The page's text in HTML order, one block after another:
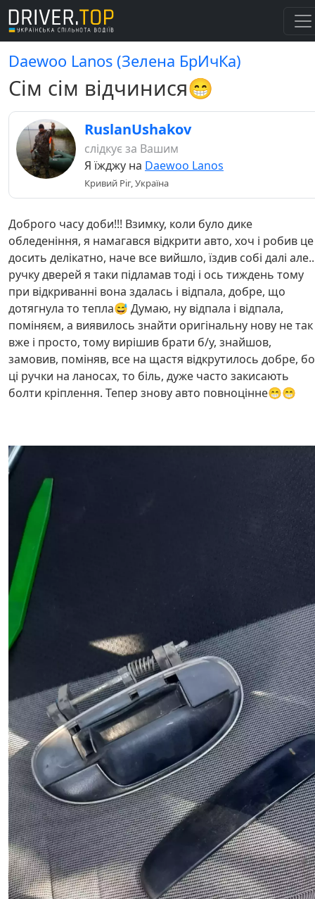
Daewoo Lanos (Зелена БрИчКа)
Сім сім відчинися😁
RuslanUshakov
слідкує за Вашим
Я їжджу на Daewoo Lanos
Кривий Ріг, Україна
Доброго часу доби!!! Взимку, коли було дике
обледеніння, я намагався відкрити авто, хоч і робив це
досить делікатно, наче все вийшло, їздив собі далі
ручку дверей я таки підламав тоді і ось тиждень тому
при відкриванні вона здалась і відпала, добре, що
дотягнула то тепла😅 Думаю, ну відпала і відпала,
поміняєм, а виявилось знайти оригінальну нову не так
вже і просто, тому вирішив брати б/у, знайшов,
замовив, поміняв, все на щастя відкрутилось добре, бо
ці ручки на ланосах, то біль, дуже часто закисають
болти кріплення. Тепер знову авто повноцінне😁😁